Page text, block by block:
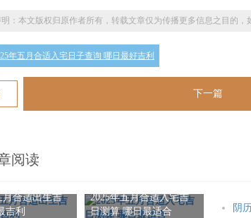
：本文版权归原作者所有，转载文章仅为传播更多信息之目的
年五月合适入宅日子查询 哪日最好吉利
下一篇
阅读
月合适出生吉
吉利
2025年五月合适入宅吉
日测算 哪日最适合
阴